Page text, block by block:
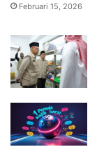
Februari 15, 2026